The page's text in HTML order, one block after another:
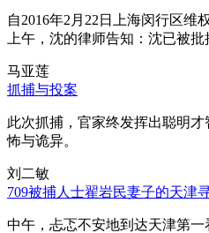
自2016年2月22日上海闵行区维
上午，沈的律师告知：沈已被批
马亚莲
抓捕与投案
此次抓捕，官家终发挥出聪明
怖与诡异。
刘二敏
709被捕人士翟岩民妻子的天津
中午，忐忑不安地到达天津第一